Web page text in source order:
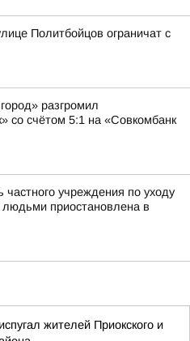
Политбойцов ограничат с
разгромил
со счётом 5:1 на «Совкомбанк
частного учреждения по уходу
приостановлена в
жителей Приокского и